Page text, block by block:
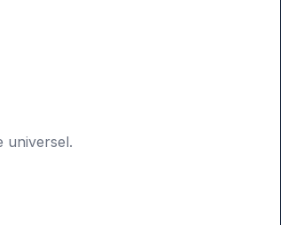
universel.